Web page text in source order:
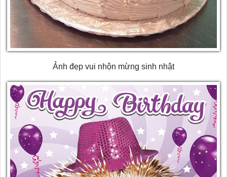
Ảnh đẹp vui nhộn mừng sinh nhật